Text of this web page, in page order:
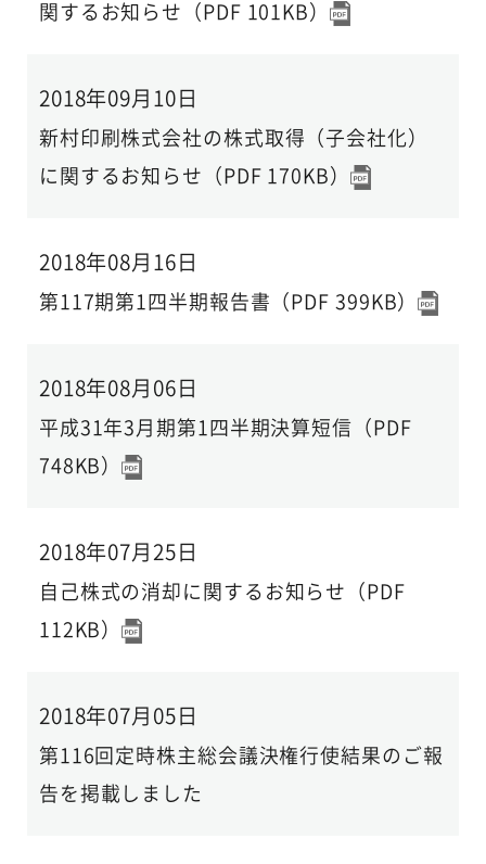
関するお知らせ（PDF 101KB）
2018年09月10日
新村印刷株式会社の株式取得（子会社化）
に関するお知らせ（PDF 170KB）
2018年08月16日
第117期第1四半期報告書（PDF 399KB）
2018年08月06日
平成31年3月期第1四半期決算短信（PDF
748KB）
2018年07月25日
自己株式の消却に関するお知らせ（PDF
112KB）
2018年07月05日
第116回定時株主総会議決権行使結果のご報
告を掲載しました